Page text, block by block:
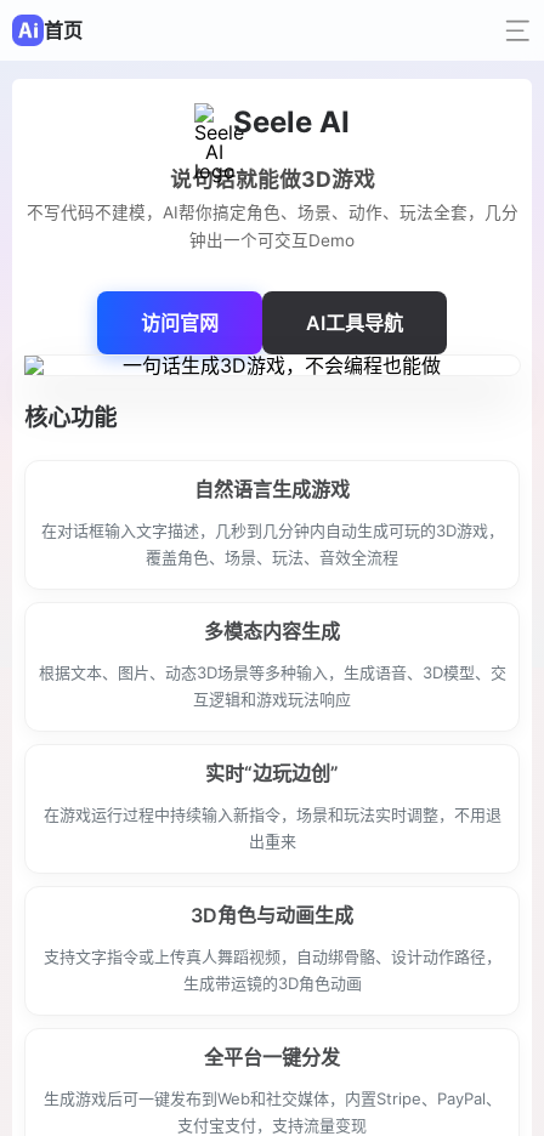
首页
Seele AI
说句话就能做3D游戏
不写代码不建模，AI帮你搞定角色、场景、动作、玩法全套，几分
钟出一个可交互Demo
访问官网 AI工具导航
核心功能
自然语言生成游戏
在对话框输入文字描述，几秒到几分钟内自动生成可玩的3D游戏，
覆盖角色、场景、玩法、音效全流程
多模态内容生成
根据文本、图片、动态3D场景等多种输入，生成语音、3D模型、交
互逻辑和游戏玩法响应
实时“边玩边创”
在游戏运行过程中持续输入新指令，场景和玩法实时调整，不用退
出重来
3D角色与动画生成
支持文字指令或上传真人舞蹈视频，自动绑骨骼、设计动作路径，
生成带运镜的3D角色动画
全平台一键分发
生成游戏后可一键发布到Web和社交媒体，内置Stripe、PayPal、
支付宝支付，支持流量变现